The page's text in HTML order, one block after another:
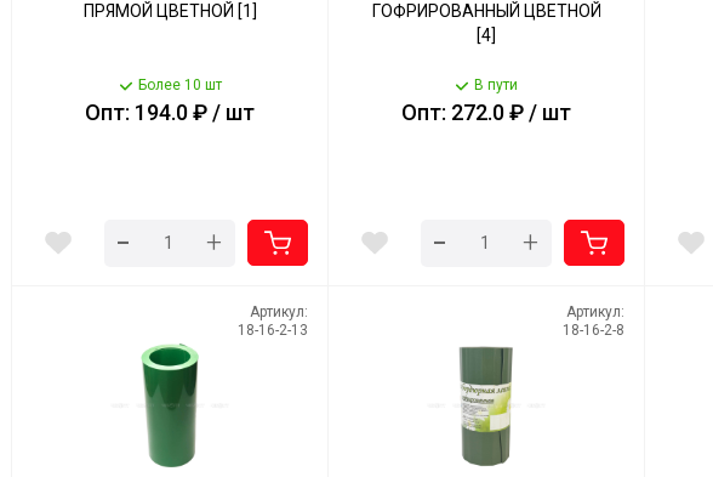
ПРЯМОЙ ЦВЕТНОЙ [1]
Более 10 шт
Опт: 194.0 ₽ / шт
- +
ГОФРИРОВАННЫЙ ЦВЕТНОЙ
[4]
В пути
Опт: 272.0 ₽ / шт
- +
Артикул:
18-16-2-13
Артикул:
18-16-2-8